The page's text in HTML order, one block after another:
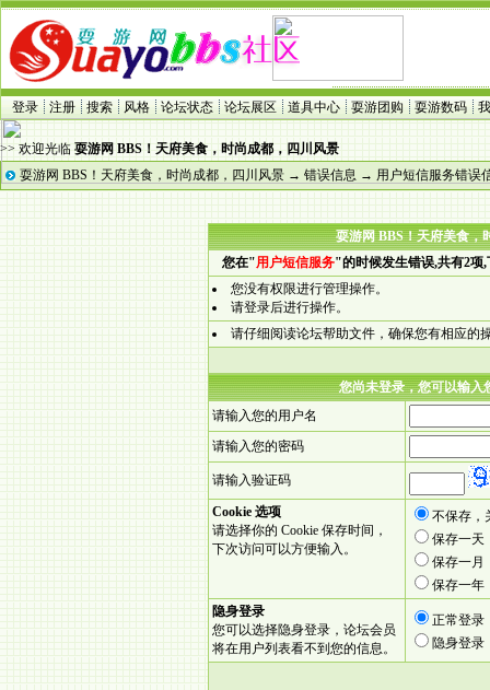
登录 注册 搜索 风格 论坛状态 论坛展区 道具中心 耍游团购 耍游数码
>> 欢迎光临 耍游网 BBS！天府美食，时尚成都，四川风景
耍游网 BBS！天府美食，时尚成都，四川风景 → 错误信息 → 用户短信服务错误
耍游网 BBS！天府美食，
您在"用户短信服务"的时候发生错误,共有2项
您没有权限进行管理操作。
请登录后进行操作。
请仔细阅读论坛帮助文件，确保您有相应的
您尚未登录，您可以输入
请输入您的用户名
请输入您的密码
请输入验证码
Cookie 选项
请选择你的 Cookie 保存时间，
下次访问可以方便输入。
不保存，
保存一天
保存一月
保存一年
隐身登录
您可以选择隐身登录，论坛会员
将在用户列表看不到您的信息。
正常登录
隐身登录